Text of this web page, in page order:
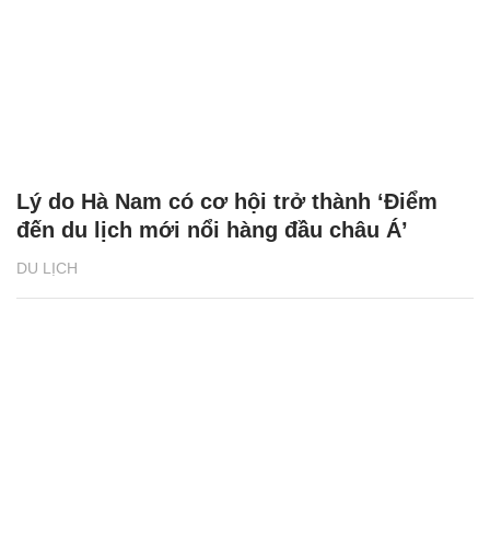
DU LỊCH
Lý do Hà Nam có cơ hội trở thành ‘Điểm
đến du lịch mới nổi hàng đầu châu Á’